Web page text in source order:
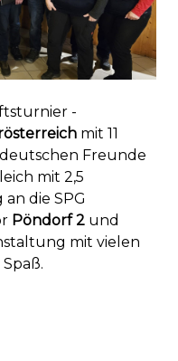
-
mit 11
Freunde
mit 2,5
die SPG
Pöndorf 2 und
mit vielen